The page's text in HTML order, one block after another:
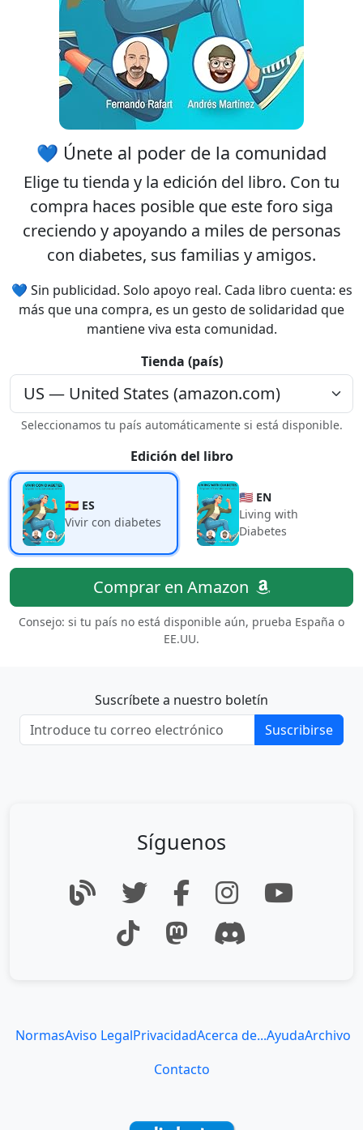
💙 Únete al poder de la comunidad
Elige tu tienda y la edición del libro. Con tu
compra haces posible que este foro siga
creciendo y apoyando a miles de personas
con diabetes, sus familias y amigos.
💙 Sin publicidad. Solo apoyo real. Cada libro cuenta: es
más que una compra, es un gesto de solidaridad que
mantiene viva esta comunidad.
Tienda (país)
Seleccionamos tu país automáticamente si está disponible.
Edición del libro
🇪🇸 ES
Vivir con diabetes
🇺🇸 EN
Living with
Diabetes
Comprar en Amazon
Consejo: si tu país no está disponible aún, prueba España o
EE.UU.
Suscríbete a nuestro boletín
Suscribirse
Síguenos
NormasAviso LegalPrivacidadAcerca de...AyudaArchivo
Contacto